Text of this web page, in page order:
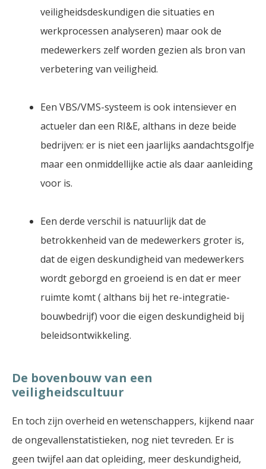
veiligheidsdeskundigen die situaties en
werkprocessen analyseren) maar ook de
medewerkers zelf worden gezien als bron van
verbetering van veiligheid.
Een VBS/VMS-systeem is ook intensiever en
actueler dan een RI&E, althans in deze beide
bedrijven: er is niet een jaarlijks aandachtsgolfje
maar een onmiddellijke actie als daar aanleiding
voor is.
Een derde verschil is natuurlijk dat de
betrokkenheid van de medewerkers groter is,
dat de eigen deskundigheid van medewerkers
wordt geborgd en groeiend is en dat er meer
ruimte komt ( althans bij het re-integratie-
bouwbedrijf) voor die eigen deskundigheid bij
beleidsontwikkeling.
De bovenbouw van een
veiligheidscultuur
En toch zijn overheid en wetenschappers, kijkend naar
de ongevallenstatistieken, nog niet tevreden. Er is
geen twijfel aan dat opleiding, meer deskundigheid,